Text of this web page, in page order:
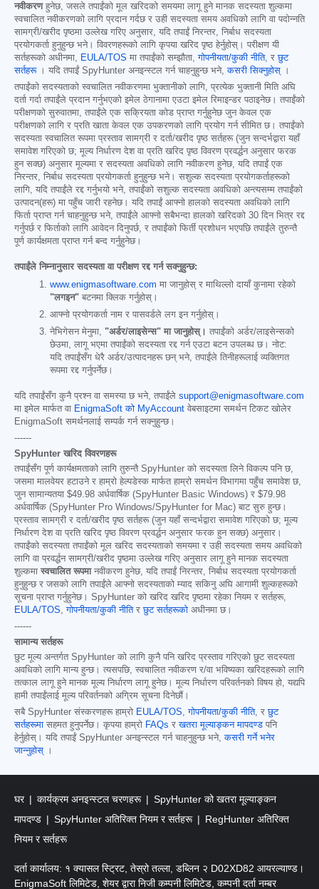
नवीकरणहुनेछ, जसले तपाईंको मूल खरिदको समयमा लागू हुने मानक सदस्यता शुल्कमा
स्वचालित नवीकरणको लागि प्रदान गर्दछ र उही सदस्यता समय अवधिको लागि वा पदोन्नति
सामग्री/खरीद पृष्ठमा उल्लेख गरिए अनुसार, यदि तपाईं निरन्तर, निर्बाध सदस्यता
प्रयोगकर्ता हुनुहुन्छ भने। विवरणहरूको लागि कृपया खरिद पृष्ठ हेर्नुहोस्। परीक्षण यी
सर्तहरूको अधीनमा, EULA/TOS मा तपाईंको सम्झौता,गोपनीयता/कुकी नीति, रछुट
सर्तहरू। यदि तपाईं SpyHunter अनइन्स्टल गर्न चाहनुहुन्छ भने,कसरी सिक्नुहोस् ।
तपाईंको सदस्यताको स्वचालित नवीकरणमा भुक्तानीको लागि, प्रत्येक भुक्तानी मिति अघि
दर्ता गर्दा तपाईंले प्रदान गर्नुभएको इमेल ठेगानामा एउटा इमेल रिमाइन्डर पठाइनेछ। तपाईंको
परीक्षणको सुरुवातमा, तपाईंले एक सक्रियता कोड प्राप्त गर्नुहुनेछ जुन केवल एक
परीक्षणको लागि र प्रति खाता केवल एक उपकरणको लागि प्रयोग गर्न सीमित छ। तपाईंको
सदस्यता स्वचालित रूपमा प्रस्ताव सामग्री र दर्ता/खरीद पृष्ठ सर्तहरू (जुन सन्दर्भद्वारा यहाँ
समावेश गरिएको छ; मूल्य निर्धारण देश वा प्रति खरिद पृष्ठ विवरण प्रवर्द्धन अनुसार फरक
हुन सक्छ) अनुसार मूल्यमा र सदस्यता अवधिको लागि नवीकरण हुनेछ, यदि तपाईं एक
निरन्तर, निर्बाध सदस्यता प्रयोगकर्ता हुनुहुन्छ भने। सशुल्क सदस्यता प्रयोगकर्ताहरूको
लागि, यदि तपाईंले रद्द गर्नुभयो भने, तपाईंको सशुल्क सदस्यता अवधिको अन्त्यसम्म तपाईंको
उत्पादन(हरू) मा पहुँच जारी रहनेछ। यदि तपाईं आफ्नो हालको सदस्यता अवधिको लागि
फिर्ता प्राप्त गर्न चाहनुहुन्छ भने, तपाईंले आफ्नो सबैभन्दा हालको खरिदको 30 दिन भित्र रद्द
गर्नुपर्छ र फिर्ताको लागि आवेदन दिनुपर्छ, र तपाईंको फिर्ती प्रशोधन भएपछि तपाईंले तुरुन्तै
पूर्ण कार्यक्षमता प्राप्त गर्न बन्द गर्नुहुनेछ।
तपाईंले निम्नानुसार सदस्यता वा परीक्षण रद्द गर्न सक्नुहुन्छ:
www.enigmasoftware.com मा जानुहोस् र माथिल्लो दायाँ कुनामा रहेको
"लगइन" बटनमा क्लिक गर्नुहोस्।
आफ्नो प्रयोगकर्ता नाम र पासवर्डले लग इन गर्नुहोस्।
नेभिगेसन मेनुमा, "अर्डर/लाइसेन्स" मा जानुहोस्। तपाईंको अर्डर/लाइसेन्सको
छेउमा, लागू भएमा तपाईंको सदस्यता रद्द गर्न एउटा बटन उपलब्ध छ। नोट:
यदि तपाईंसँग धेरै अर्डर/उत्पादनहरू छन् भने, तपाईंले तिनीहरूलाई व्यक्तिगत
रूपमा रद्द गर्नुपर्नेछ।
यदि तपाईंसँग कुनै प्रश्न वा समस्या छ भने, तपाईंले support@enigmasoftware.com
मा इमेल मार्फत वा EnigmaSoft को MyAccount वेबसाइटमा समर्थन टिकट खोलेर
EnigmaSoft समर्थनलाई सम्पर्क गर्न सक्नुहुन्छ।
------
SpyHunter खरिद विवरणहरू
तपाईंसँग पूर्ण कार्यक्षमताको लागि तुरुन्तै SpyHunter को सदस्यता लिने विकल्प पनि छ,
जसमा मालवेयर हटाउने र हाम्रो हेल्पडेस्क मार्फत हाम्रो समर्थन विभागमा पहुँच समावेश छ,
जुन सामान्यतया $49.98 अर्धवार्षिक (SpyHunter Basic Windows) र $79.98
अर्धवार्षिक (SpyHunter Pro Windows/SpyHunter for Mac) बाट सुरु हुन्छ।
प्रस्ताव सामग्री र दर्ता/खरीद पृष्ठ सर्तहरू (जुन यहाँ सन्दर्भद्वारा समावेश गरिएको छ; मूल्य
निर्धारण देश वा प्रति खरिद पृष्ठ विवरण प्रवर्द्धन अनुसार फरक हुन सक्छ) अनुसार।
तपाईंको सदस्यता तपाईंको मूल खरिद सदस्यताको समयमा र उही सदस्यता समय अवधिको
लागि वा प्रवर्द्धन सामग्री/खरीद पृष्ठमा उल्लेख गरिए अनुसार लागू हुने मानक सदस्यता
शुल्कमा स्वचालित रूपमानवीकरण हुनेछ, यदि तपाईं निरन्तर, निर्बाध सदस्यता प्रयोगकर्ता
हुनुहुन्छ र जसको लागि तपाईंले आफ्नो सदस्यताको म्याद सकिनु अघि आगामी शुल्कहरूको
सूचना प्राप्त गर्नुहुनेछ। SpyHunter को खरिद खरिद पृष्ठमा रहेका नियम र सर्तहरू,
EULA/TOS,गोपनीयता/कुकी नीतिरछुट सर्तहरूको अधीनमा छ।
------
सामान्य सर्तहरू
छुट मूल्य अन्तर्गत SpyHunter को लागि कुनै पनि खरिद प्रस्ताव गरिएको छुट सदस्यता
अवधिको लागि मान्य हुन्छ। त्यसपछि, स्वचालित नवीकरण र/वा भविष्यका खरिदहरूको लागि
तत्काल लागू हुने मानक मूल्य निर्धारण लागू हुनेछ। मूल्य निर्धारण परिवर्तनको विषय हो, यद्यपि
हामी तपाईंलाई मूल्य परिवर्तनको अग्रिम सूचना दिनेछौं।
सबै SpyHunter संस्करणहरू हाम्रो EULA/TOS,गोपनीयता/कुकी नीति, रछुट
सर्तहरूमा सहमत हुनुपर्नेछ। कृपया हाम्रो FAQs रखतरा मूल्याङ्कन मापदण्ड पनि
हेर्नुहोस्। यदि तपाईं SpyHunter अनइन्स्टल गर्न चाहनुहुन्छ भने,कसरी गर्ने भनेर
जान्नुहोस् ।
घर कार्यक्रम अनइन्स्टल चरणहरू
SpyHunter को खतरा मूल्याङ्कन
मापदण्ड
SpyHunter अतिरिक्त नियम र सर्तहरू
RegHunter अतिरिक्त
नियम र सर्तहरू
दर्ता कार्यालय: १ क्यासल स्ट्रिट, तेस्रो तल्ला, डब्लिन २ D02XD82 आयरल्याण्ड।
EnigmaSoft लिमिटेड, शेयर द्वारा निजी कम्पनी लिमिटेड, कम्पनी दर्ता नम्बर